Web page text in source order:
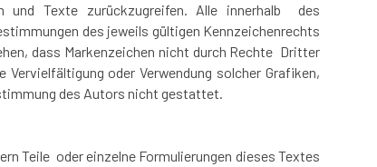
und Texte zurückzugreifen. Alle innerhalb des
des jeweils gültigen Kennzeichenrechts
dass Markenzeichen nicht durch Rechte Dritter
oder Verwendung solcher Grafiken,
des Autors nicht gestattet.
Teile oder einzelne Formulierungen dieses Textes